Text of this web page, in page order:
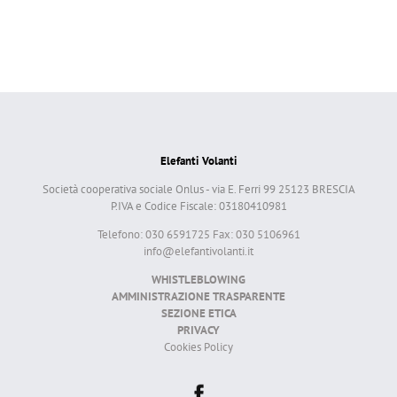
Elefanti Volanti
Società cooperativa sociale Onlus - via E. Ferri 99 25123 BRESCIA
P.IVA e Codice Fiscale: 03180410981
Telefono: 030 6591725 Fax: 030 5106961
info@elefantivolanti.it
WHISTLEBLOWING
AMMINISTRAZIONE TRASPARENTE
SEZIONE ETICA
PRIVACY
Cookies Policy